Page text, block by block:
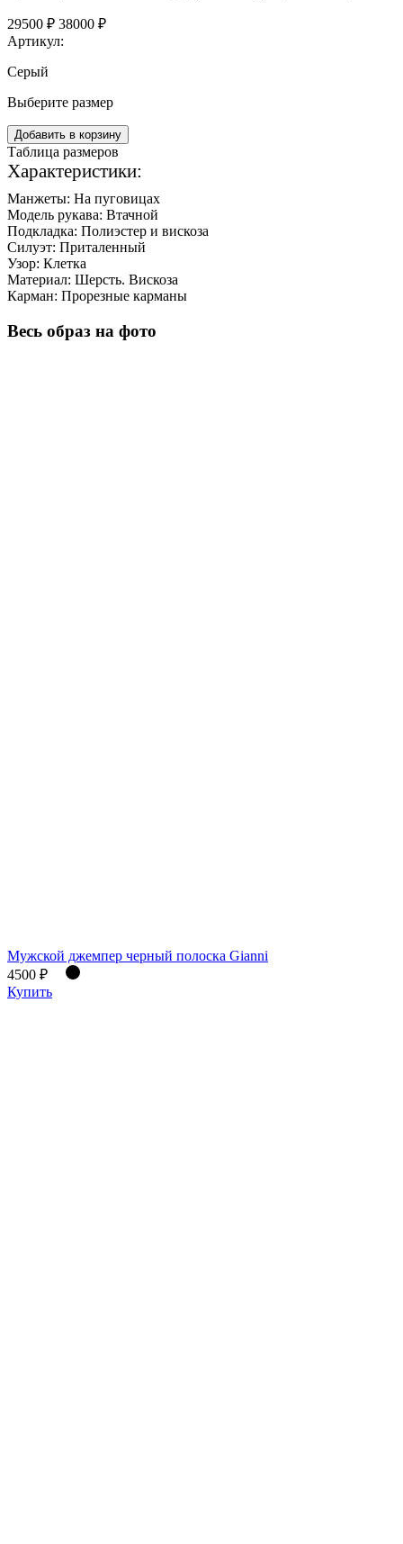
29500 ₽ 38000 ₽
Артикул:
Серый
Выберите размер
Добавить в корзину
Таблица размеров
Характеристики:
Манжеты: На пуговицах
Модель рукава: Втачной
Подкладка: Полиэстер и вискоза
Силуэт: Приталенный
Узор: Клетка
Материал: Шерсть. Вискоза
Карман: Прорезные карманы
Весь образ на фото
Мужской джемпер черный полоска Gianni
4500 ₽
Купить